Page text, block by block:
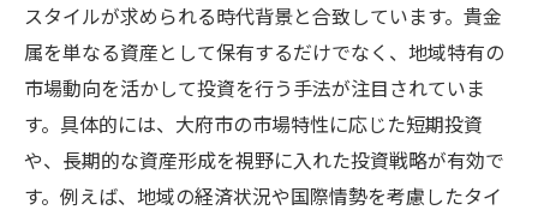
スタイルが求められる時代背景と合致しています。貴金
属を単なる資産として保有するだけでなく、地域特有の
市場動向を活かして投資を行う手法が注目されていま
す。具体的には、大府市の市場特性に応じた短期投資
や、長期的な資産形成を視野に入れた投資戦略が有効で
す。例えば、地域の経済状況や国際情勢を考慮したタイ